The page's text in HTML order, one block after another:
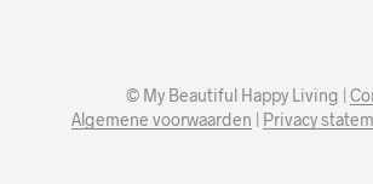
© My Beautiful Happy Living |
Algemene voorwaarden | Privacy